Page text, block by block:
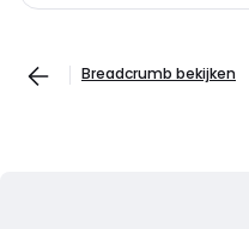
Breadcrumb bekijken